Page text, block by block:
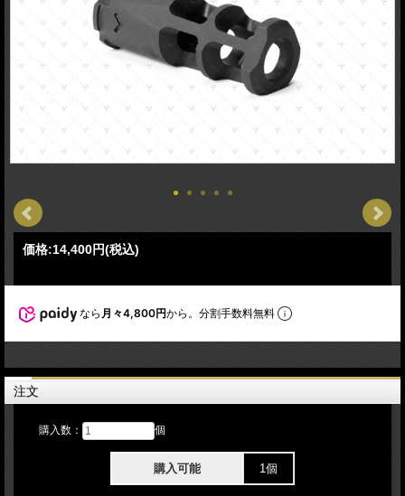
価格:14,400円(税込)
なら 月々4,800円から。分割手数料無料
注文
購入数： 個
購入可能 1個